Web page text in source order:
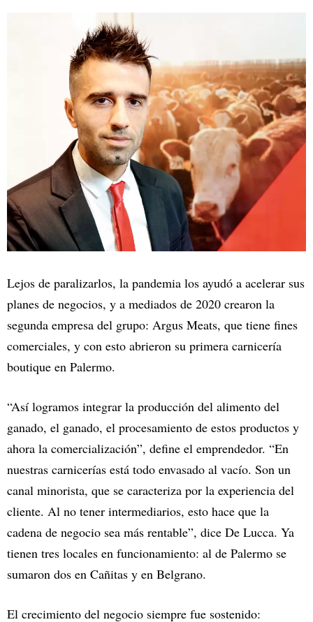
Lejos de paralizarlos, la pandemia los ayudó a acelerar sus
planes de negocios, y a mediados de 2020 crearon la
segunda empresa del grupo: Argus Meats, que tiene fines
comerciales, y con esto abrieron su primera carnicería
boutique en Palermo.
“Así logramos integrar la producción del alimento del
ganado, el ganado, el procesamiento de estos productos y
ahora la comercialización”, define el emprendedor. “En
nuestras carnicerías está todo envasado al vacío. Son un
canal minorista, que se caracteriza por la experiencia del
cliente. Al no tener intermediarios, esto hace que la
cadena de negocio sea más rentable”, dice De Lucca. Ya
tienen tres locales en funcionamiento: al de Palermo se
sumaron dos en Cañitas y en Belgrano.
El crecimiento del negocio siempre fue sostenido: